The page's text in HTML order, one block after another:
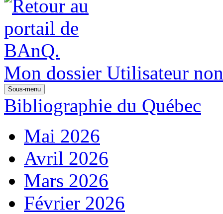
Mon dossier Utilisateur
Sous-menu
Bibliographie du Québec
Mai 2026
Avril 2026
Mars 2026
Février 2026